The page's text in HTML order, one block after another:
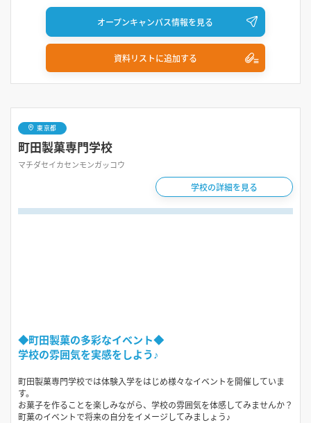
オープンキャンパス情報を見る
資料リストに追加する
東京都
町田製菓専門学校
マチダセイカセンモンガッコウ
学校の詳細を見る
◆町田製菓の多彩なイベント◆
学校の雰囲気を実感をしよう♪
町田製菓専門学校では体験入学をはじめ様々なイベントを開催していま
す。
お菓子を作ることを楽しみながら、学校の雰囲気を体感してみませんか？
町菓のイベントで将来の自分をイメージしてみましょう♪